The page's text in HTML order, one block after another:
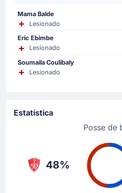
Brestois 29, no Estádio
20' Gol !
Sebastian Nanasi
Julio Enciso
de um passe de Julio
Ludovic Ajorque
Kenny Lala
Ludovic Ajorque marcou
Mama Balde
Lesionado
Eric Ebimbe
Lesionado
Soumaila Coulibaly
Lesionado
Estatística
Posse de
48%